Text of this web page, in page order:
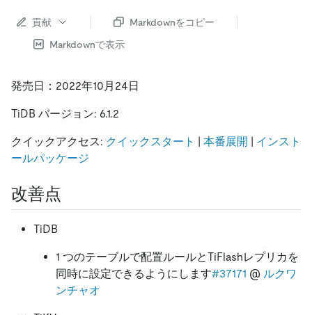
貢献
Markdownをコピー
Markdownで表示
発売日：2022年10月24日
TiDB バージョン: 6.1.2
クイックアクセス: クイックスタート | 本番展開 | インスト
ールパッケージ
改善点
TiDB
1 つのテーブルで配置ルールとTiFlashレプリカを
同時に設定できるようにします#37171 @ ルクワ
ンチャオ